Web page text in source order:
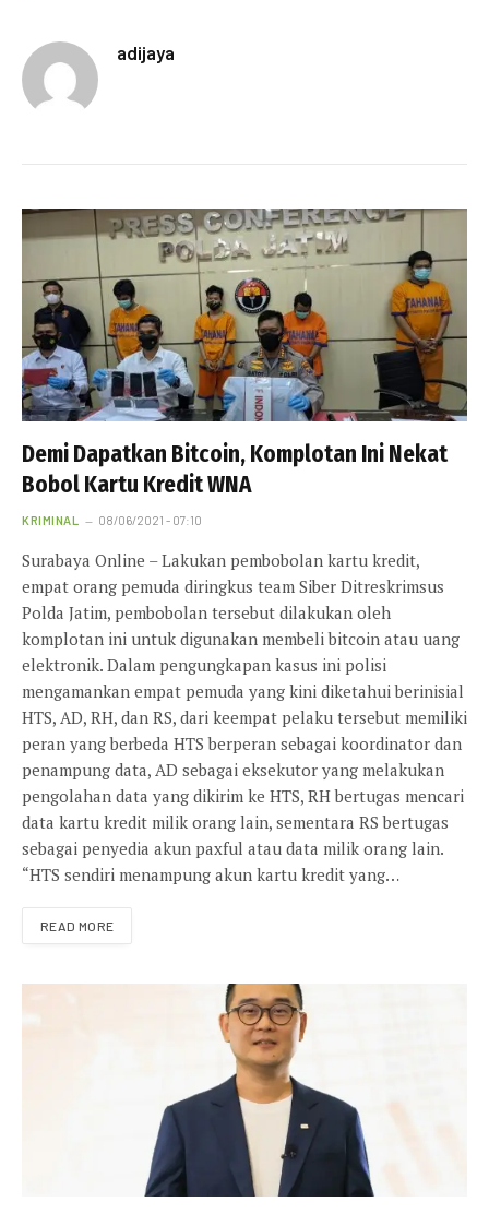
adijaya
Demi Dapatkan Bitcoin, Komplotan Ini Nekat
Bobol Kartu Kredit WNA
KRIMINAL 08/06/2021 - 07:10
Surabaya Online – Lakukan pembobolan kartu kredit,
empat orang pemuda diringkus team Siber Ditreskrimsus
Polda Jatim, pembobolan tersebut dilakukan oleh
komplotan ini untuk digunakan membeli bitcoin atau uang
elektronik. Dalam pengungkapan kasus ini polisi
mengamankan empat pemuda yang kini diketahui berinisial
HTS, AD, RH, dan RS, dari keempat pelaku tersebut memiliki
peran yang berbeda HTS berperan sebagai koordinator dan
penampung data, AD sebagai eksekutor yang melakukan
pengolahan data yang dikirim ke HTS, RH bertugas mencari
data kartu kredit milik orang lain, sementara RS bertugas
sebagai penyedia akun paxful atau data milik orang lain.
“HTS sendiri menampung akun kartu kredit yang…
READ MORE